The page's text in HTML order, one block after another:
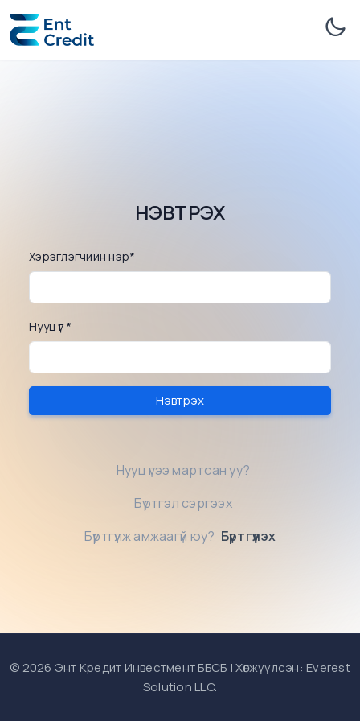
НЭВТРЭХ
Хэрэглэгчийн нэр*
Нууц үг *
Нэвтрэх
Нууц үгээ мартсан уу?
Бүртгэл сэргээх
Бүртгүүлж амжаагүй юу? Бүртгүүлэх
©2026 Энт Кредит Инвестмент ББСБ | Хөгжүүлсэн:Everest
Solution LLC.